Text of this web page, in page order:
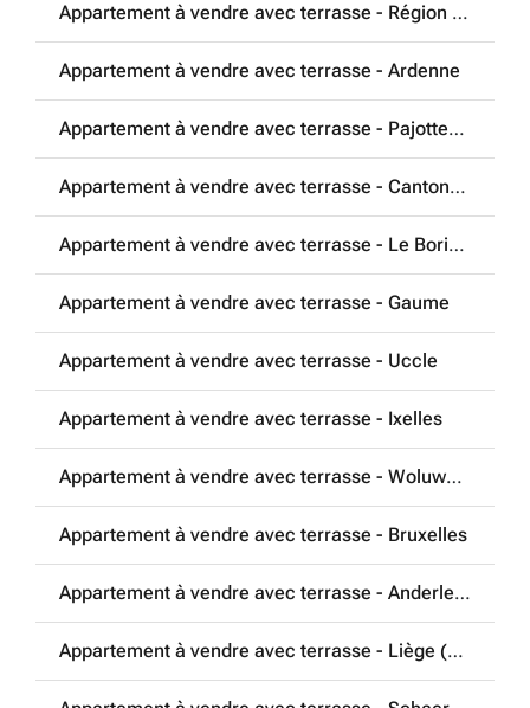
Appartement à vendre avec terrasse - Région de la Lys
Appartement à vendre avec terrasse - Ardenne
Appartement à vendre avec terrasse - Pajottenland
Appartement à vendre avec terrasse - Cantons de l'Est
Appartement à vendre avec terrasse - Le Borinage
Appartement à vendre avec terrasse - Gaume
Appartement à vendre avec terrasse - Uccle
Appartement à vendre avec terrasse - Ixelles
Appartement à vendre avec terrasse - Woluwe-Saint-Lambert
Appartement à vendre avec terrasse - Bruxelles
Appartement à vendre avec terrasse - Anderlecht
Appartement à vendre avec terrasse - Liège (4000)